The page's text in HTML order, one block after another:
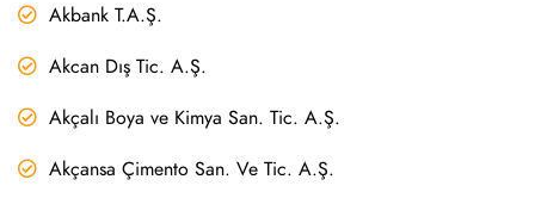
Akbank T.A.Ş.
Akcan Dış Tic. A.Ş.
Akçalı Boya ve Kimya San. Tic. A.Ş.
Akçansa Çimento San. Ve Tic. A.Ş.